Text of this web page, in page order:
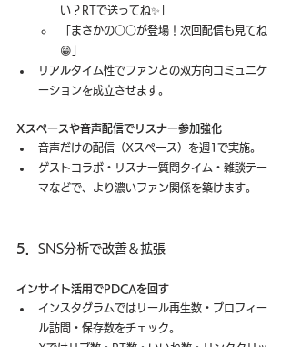
い？RTで送ってね✨」
「まさかの○○が登場！次回配信も見てね
😁」
リアルタイム性でファンとの双方向コミュニケ
ーションを成立させます。
Xスペースや音声配信でリスナー参加強化
音声だけの配信（Xスペース）を週1で実施。
ゲストコラボ・リスナー質問タイム・雑談テー
マなどで、より濃いファン関係を築けます。
5． SNS分析で改善＆拡張
インサイト活用でPDCAを回す
インスタグラムではリール再生数・プロフィー
ル訪問・保存数をチェック。